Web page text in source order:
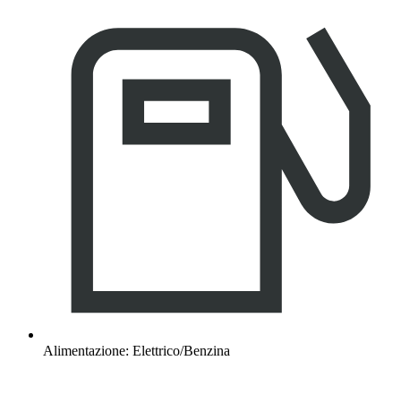
Alimentazione: Elettrico/Benzina